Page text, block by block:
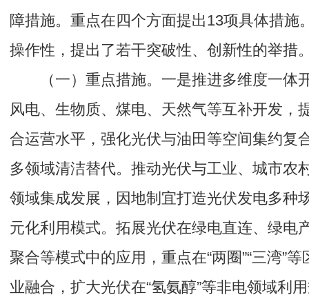
障措施。重点在四个方面提出13项具体措施
操作性，提出了若干突破性、创新性的举措
（一）重点措施。一是推进多维度一体
风电、生物质、煤电、天然气等互补开发，
合运营水平，强化光伏与油田等空间集约复
多领域清洁替代。推动光伏与工业、城市农
领域集成发展，因地制宜打造光伏发电多种
元化利用模式。拓展光伏在绿电直连、绿电
聚合等模式中的应用，重点在“两圈”“三湾”
业融合，扩大光伏在“氢氨醇”等非电领域利